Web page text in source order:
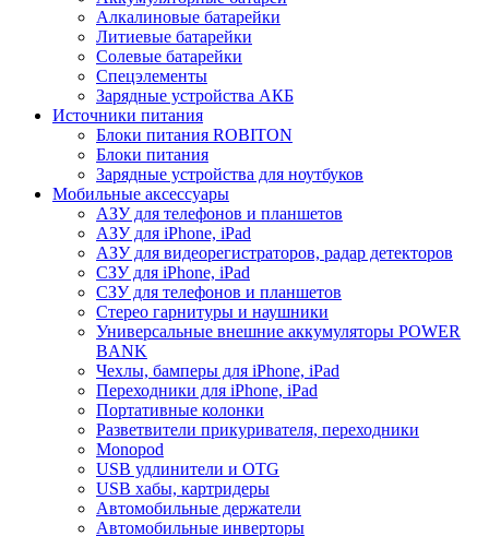
Алкалиновые батарейки
Литиевые батарейки
Солевые батарейки
Спецэлементы
Зарядные устройства АКБ
Источники питания
Блоки питания ROBITON
Блоки питания
Зарядные устройства для ноутбуков
Мобильные аксессуары
АЗУ для телефонов и планшетов
АЗУ для iPhone, iPad
АЗУ для видеорегистраторов, радар детекторов
СЗУ для iPhone, iPad
СЗУ для телефонов и планшетов
Стерео гарнитуры и наушники
Универсальные внешние аккумуляторы POWER
BANK
Чехлы, бамперы для iPhone, iPad
Переходники для iPhone, iPad
Портативные колонки
Разветвители прикуривателя, переходники
Monopod
USB удлинители и OTG
USB хабы, картридеры
Автомобильные держатели
Автомобильные инверторы